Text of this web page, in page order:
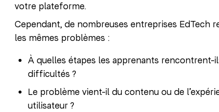
votre plateforme.
Cependant, de nombreuses entreprises EdTech
les mêmes problèmes :
À quelles étapes les apprenants rencontrent-
difficultés ?
Le problème vient-il du contenu ou de
utilisateur ?